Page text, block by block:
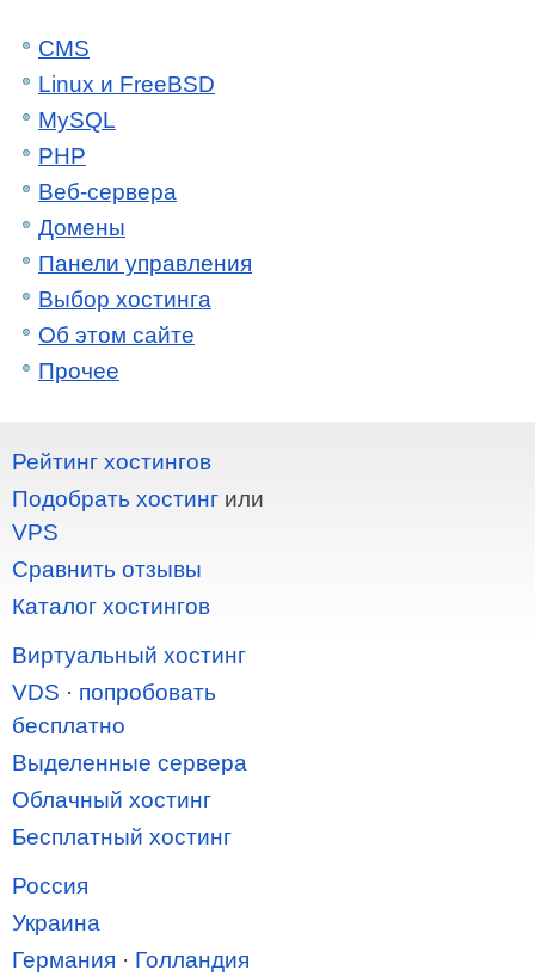
CMS
Linux и FreeBSD
MySQL
PHP
Веб-сервера
Домены
Панели управления
Выбор хостинга
Об этом сайте
Прочее
Рейтинг хостингов
Подобрать хостинг или
VPS
Сравнить отзывы
Каталог хостингов
Виртуальный хостинг
VDS · попробовать
бесплатно
Выделенные сервера
Облачный хостинг
Бесплатный хостинг
Россия
Украина
Германия · Голландия